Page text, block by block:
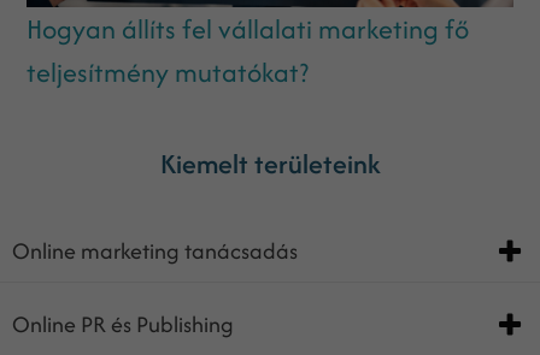
Hogyan állíts fel vállalati marketing fő
teljesítmény mutatókat?
Kiemelt területeink
Online marketing tanácsadás
Online PR és Publishing